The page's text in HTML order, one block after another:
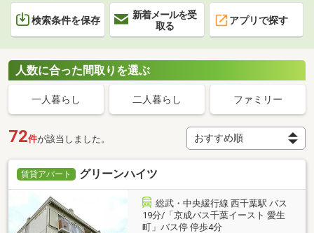
検索条件を保存
新着メールを受
取る
アプリで探す
人数に合った間取りを選ぶ
一人暮らし 二人暮らし ファミリー
72件が該当しました。
賃貸アパート グリーンハイツ
総武・中央緩行線 西千葉駅 バス
19分/「京成バス千葉イースト 愛生
町」バス停 停歩4分